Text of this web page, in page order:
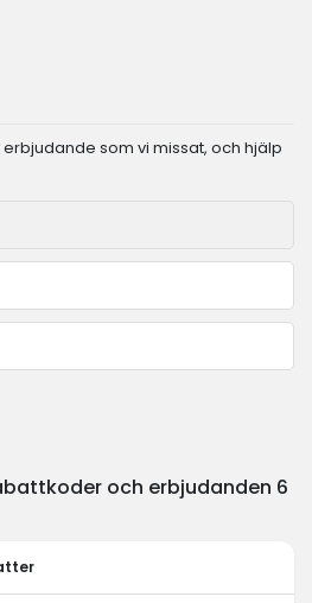
som vi missat, och hjälp
och erbjudanden 6